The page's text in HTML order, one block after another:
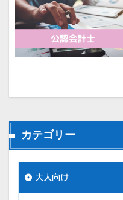
カテゴリー
大人向け